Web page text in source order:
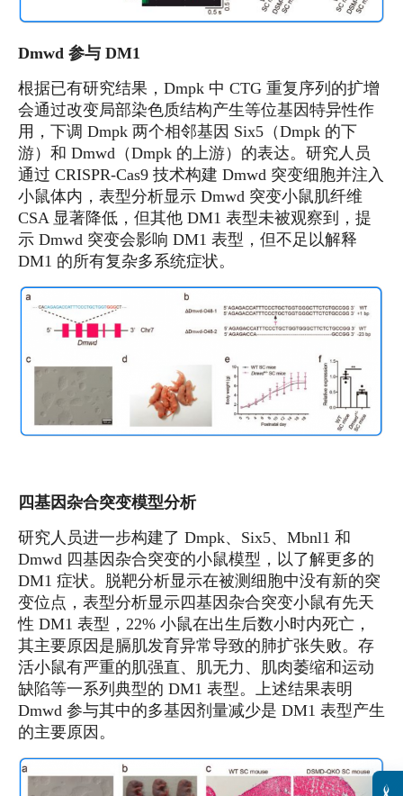
Dmwd 参与 DM1
根据已有研究结果，Dmpk 中 CTG 重复序列的扩增
会通过改变局部染色质结构产生等位基因特异性作
用，下调 Dmpk 两个相邻基因 Six5（Dmpk 的下
游）和 Dmwd（Dmpk 的上游）的表达。研究人员
通过 CRISPR-Cas9 技术构建 Dmwd 突变细胞并注入
小鼠体内，表型分析显示 Dmwd 突变小鼠肌纤维
CSA 显著降低，但其他 DM1 表型未被观察到，提
示 Dmwd 突变会影响 DM1 表型，但不足以解释
DM1 的所有复杂多系统症状。
四基因杂合突变模型分析
研究人员进一步构建了 Dmpk、Six5、Mbnl1 和
Dmwd 四基因杂合突变的小鼠模型，以了解更多的
DM1 症状。脱靶分析显示在被测细胞中没有新的突
变位点，表型分析显示四基因杂合突变小鼠有先天
性 DM1 表型，22% 小鼠在出生后数小时内死亡，
其主要原因是膈肌发育异常导致的肺扩张失败。存
活小鼠有严重的肌强直、肌无力、肌肉萎缩和运动
缺陷等一系列典型的 DM1 表型。上述结果表明
Dmwd 参与其中的多基因剂量减少是 DM1 表型产生
的主要原因。